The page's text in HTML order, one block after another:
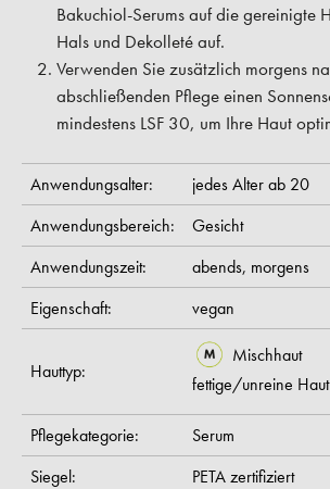
Bakuchiol-Serums auf die gereinigte
Hals und Dekolleté auf.
Verwenden Sie zusätzlich morgens
abschließenden Pflege einen
mindestens LSF 30, um Ihre Haut
Anwendungsalter:
jedes Alter ab 20
Anwendungsbereich:
Gesicht
Anwendungszeit:
abends, morgens
Eigenschaft:
vegan
Hauttyp:
Mischhaut
fettige/unreine Haut
Pflegekategorie:
Serum
Siegel:
PETA zertifiziert